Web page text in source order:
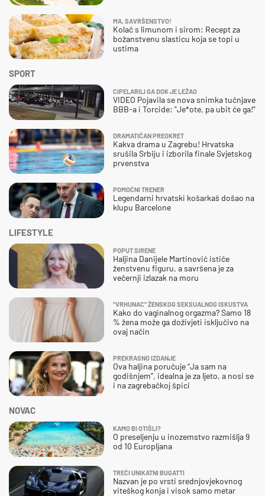
SPORT
CIPELARILI GA DOK JE LEŽAO
VIDEO Pojavila se nova snimka tučnjave
BBB-a i Torcide: "Je*ote, pa ubit će ga!"
DRAMATIČAN PREOKRET
Kakva drama u Zagrebu! Hrvatska
srušila Srbiju i izborila finale Svjetskog
prvenstva
POMOĆNI TRENER
Legendarni hrvatski košarkaš došao na
klupu Barcelone
MA, SAVRŠENSTVO!
Kolač s limunom i sirom: Recept za
božanstvenu slasticu koja se topi u
ustima
NOVAC
KAMO BI OTIŠLI?
O preseljenju u inozemstvo razmišlja 9
od 10 Europljana
TREĆI UNIKATNI BUGATTI
Nazvan je po vrsti srednjovjekovnog
viteškog konja i visok samo metar
LIFESTYLE
POPUT SIRENE
Haljina Danijele Martinović ističe
ženstvenu figuru, a savršena je za
večernji izlazak na moru
"VRHUNAC" ŽENSKOG SEKSUALNOG ISKUSTVA
Kako do vaginalnog orgazma? Samo 18
% žena može ga doživjeti isključivo na
ovaj način
PREKRASNO IZDANJE
Ova haljina poručuje “Ja sam na
godišnjem”, idealna je za ljeto, a nosi se
i na zagrebačkoj špici